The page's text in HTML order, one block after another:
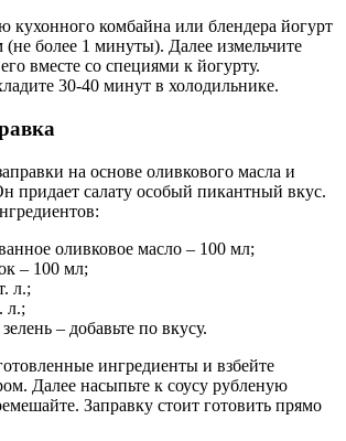
кухонного комбайна или блендера йогурт
более 1 минуты). Далее измельчите
вместе со специями к йогурту.
30-40 минут в холодильнике.
на основе оливкового масла и
придает салату особый пикантный вкус.
оливковое масло – 100 мл;
– 100 мл;
л.;
л.;
– добавьте по вкусу.
ингредиенты и взбейте
Далее насыпьте к соусу рубленую
Заправку стоит готовить прямо